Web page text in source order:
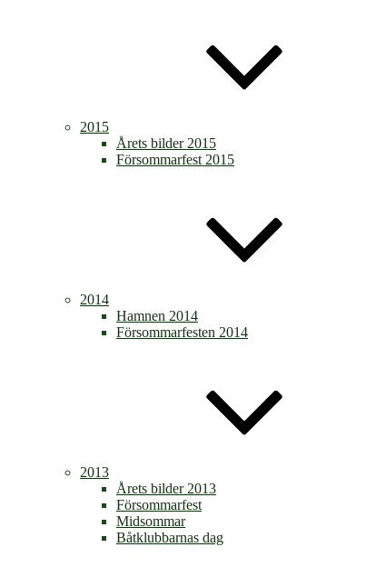
2015
Årets bilder 2015
Försommarfest 2015
2014
Hamnen 2014
Försommarfesten 2014
2013
Årets bilder 2013
Försommarfest
Midsommar
Båtklubbarnas dag